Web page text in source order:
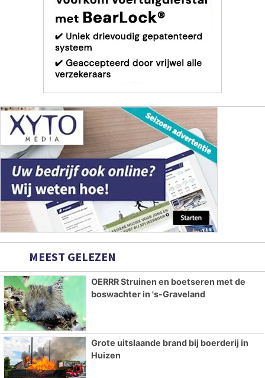
MEEST GELEZEN
OERRR Struinen en boetseren met de
boswachter in 's-Graveland
Grote uitslaande brand bij boerderij in
Huizen